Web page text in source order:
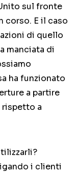
sul fronte
corso. E il caso
di quello
manciata di
ha funzionato
a partire
a
i clienti